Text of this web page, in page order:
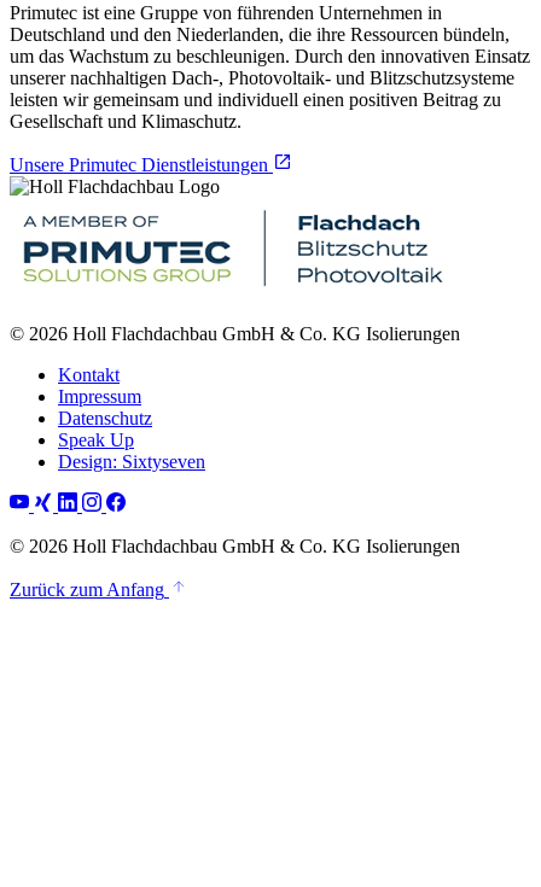
Primutec ist eine Gruppe von führenden Unternehmen in
Deutschland und den Niederlanden, die ihre Ressourcen bündeln,
um das Wachstum zu beschleunigen. Durch den innovativen Einsatz
unserer nachhaltigen Dach-, Photovoltaik- und Blitzschutzsysteme
leisten wir gemeinsam und individuell einen positiven Beitrag zu
Gesellschaft und Klimaschutz.
Unsere Primutec Dienstleistungen
© 2026 Holl Flachdachbau GmbH & Co. KG Isolierungen
Kontakt
Impressum
Datenschutz
Speak Up
Design: Sixtyseven
© 2026 Holl Flachdachbau GmbH & Co. KG Isolierungen
Zurück zum Anfang